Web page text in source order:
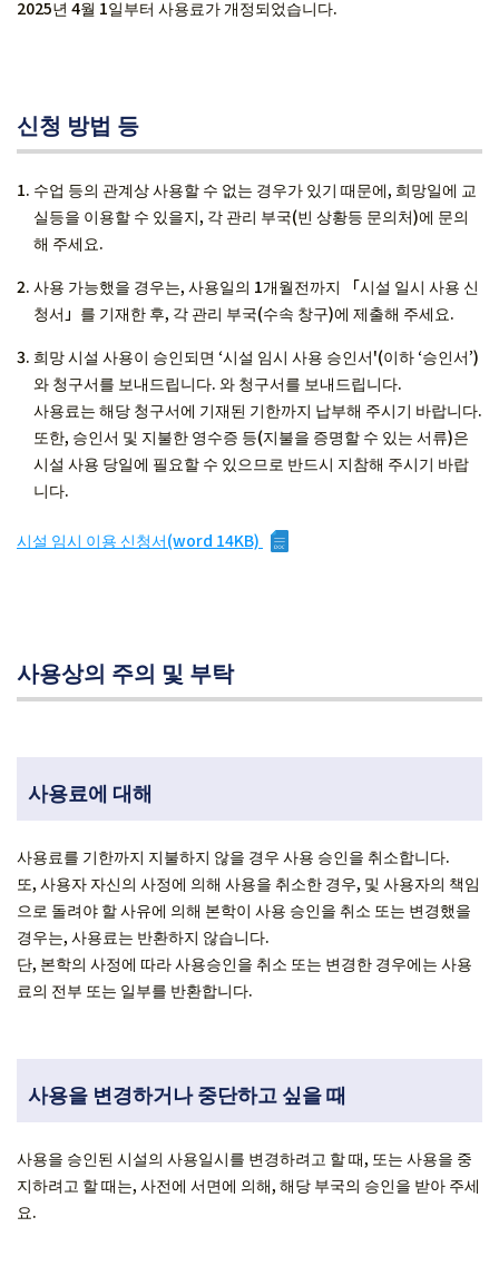
2025년 4월 1일부터 사용료가 개정되었습니다.
신청 방법 등
수업 등의 관계상 사용할 수 없는 경우가 있기 때문에, 희망일에 교
실등을 이용할 수 있을지, 각 관리 부국(빈 상황등 문의처)에 문의
해 주세요.
사용 가능했을 경우는, 사용일의 1개월전까지 「시설 일시 사용 신
청서」를 기재한 후, 각 관리 부국(수속 창구)에 제출해 주세요.
희망 시설 사용이 승인되면 ‘시설 임시 사용 승인서'(이하 ‘승인서’)
와 청구서를 보내드립니다. 와 청구서를 보내드립니다.
사용료는 해당 청구서에 기재된 기한까지 납부해 주시기 바랍니다.
또한, 승인서 및 지불한 영수증 등(지불을 증명할 수 있는 서류)은
시설 사용 당일에 필요할 수 있으므로 반드시 지참해 주시기 바랍
니다.
시설 임시 이용 신청서(word 14KB)
사용상의 주의 및 부탁
사용료에 대해
사용료를 기한까지 지불하지 않을 경우 사용 승인을 취소합니다.
또, 사용자 자신의 사정에 의해 사용을 취소한 경우, 및 사용자의 책임
으로 돌려야 할 사유에 의해 본학이 사용 승인을 취소 또는 변경했을
경우는, 사용료는 반환하지 않습니다.
단, 본학의 사정에 따라 사용승인을 취소 또는 변경한 경우에는 사용
료의 전부 또는 일부를 반환합니다.
사용을 변경하거나 중단하고 싶을 때
사용을 승인된 시설의 사용일시를 변경하려고 할 때, 또는 사용을 중
지하려고 할 때는, 사전에 서면에 의해, 해당 부국의 승인을 받아 주세
요.